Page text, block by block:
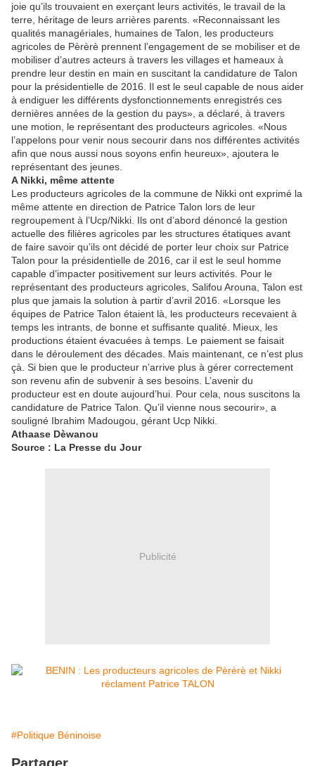
joie qu’ils trouvaient en exerçant leurs activités, le travail de la
terre, héritage de leurs arrières parents. «Reconnaissant les
qualités managériales, humaines de Talon, les producteurs
agricoles de Pèrèrè prennent l’engagement de se mobiliser et de
mobiliser d’autres acteurs à travers les villages et hameaux à
prendre leur destin en main en suscitant la candidature de Talon
pour la présidentielle de 2016. Il est le seul capable de nous aider
à endiguer les différents dysfonctionnements enregistrés ces
dernières années de la gestion du pays», a déclaré, à travers
une motion, le représentant des producteurs agricoles. «Nous
l’appelons pour venir nous secourir dans nos différentes activités
afin que nous aussi nous soyons enfin heureux», ajoutera le
représentant des jeunes.
A Nikki, même attente
Les producteurs agricoles de la commune de Nikki ont exprimé la
même attente en direction de Patrice Talon lors de leur
regroupement à l’Ucp/Nikki. Ils ont d’abord dénoncé la gestion
actuelle des filières agricoles par les structures étatiques avant
de faire savoir qu’ils ont décidé de porter leur choix sur Patrice
Talon pour la présidentielle de 2016, car il est le seul homme
capable d’impacter positivement sur leurs activités. Pour le
représentant des producteurs agricoles, Salifou Arouna, Talon est
plus que jamais la solution à partir d’avril 2016. «Lorsque les
équipes de Patrice Talon étaient là, les producteurs recevaient à
temps les intrants, de bonne et suffisante qualité. Mieux, les
productions étaient évacuées à temps. Le paiement se faisait
dans le déroulement des décades. Mais maintenant, ce n’est plus
çà. Si bien que le producteur n’arrive plus à gérer correctement
son revenu afin de subvenir à ses besoins. L’avenir du
producteur est en doute aujourd’hui. Pour cela, nous suscitons la
candidature de Patrice Talon. Qu’il vienne nous secourir», a
souligné Ibrahim Madougou, gérant Ucp Nikki.
Athaase Dèwanou
Source : La Presse du Jour
Publicité
#Politique Béninoise